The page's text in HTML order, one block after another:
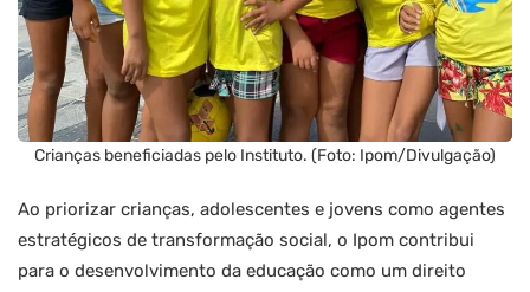
Crianças beneficiadas pelo Instituto. (Foto: Ipom/Divulgação)
Ao priorizar crianças, adolescentes e jovens como agentes
estratégicos de transformação social, o Ipom contribui
para o desenvolvimento da educação como um direito